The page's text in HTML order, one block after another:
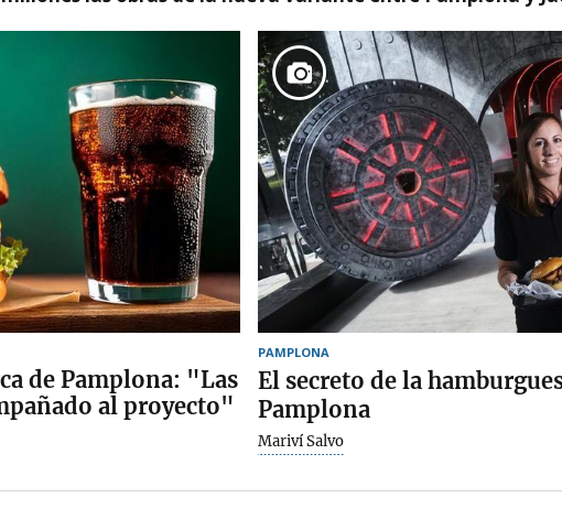
de Pamplona: "Las
al proyecto"
PAMPLONA
El secreto de la
Pamplona
Mariví Salvo